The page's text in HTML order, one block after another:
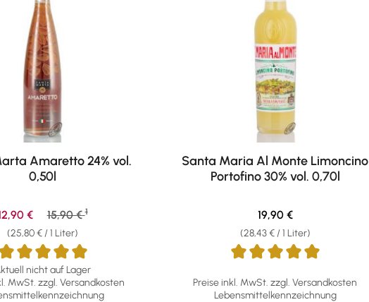
Bewertung von 5 von 5 Sternen
Amaretto 24% vol.
0,50l
nicht auf Lager
MwSt. zzgl. Versandkosten
(25,80 € / 1 Liter)
€ Regulärer Preis:
15,90 € 1
Santa Maria Al Monte Limoncino
Portofino 30% vol. 0,70l
Preise inkl. MwSt. zzgl. Versandkosten
Lebensmittelkennzeichnung
(28,43 € / 1 Liter)
Regulärer Preis:
19,90 €